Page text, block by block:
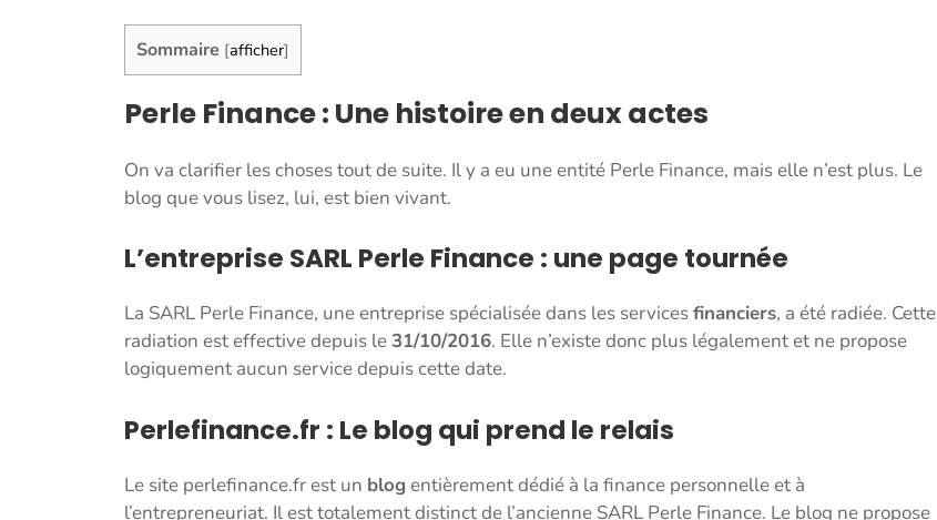
Sommaire [afficher]
Perle Finance : Une histoire en deux actes
On va clarifier les choses tout de suite. Il y a eu une entité Perle Finance, mais elle n’est plus. Le
blog que vous lisez, lui, est bien vivant.
L’entreprise SARL Perle Finance : une page tournée
La SARL Perle Finance, une entreprise spécialisée dans les servicesfinanciers, a été radiée. Cette
radiation est effective depuis le31/10/2016. Elle n’existe donc plus légalement et ne propose
logiquement aucun service depuis cette date.
Perlefinance.fr : Le blog qui prend le relais
Le site perlefinance.fr est un blogentièrement dédié à la finance personnelle et à
l’entrepreneuriat. Il est totalement distinct de l’ancienne SARL Perle Finance. Le blog ne propose